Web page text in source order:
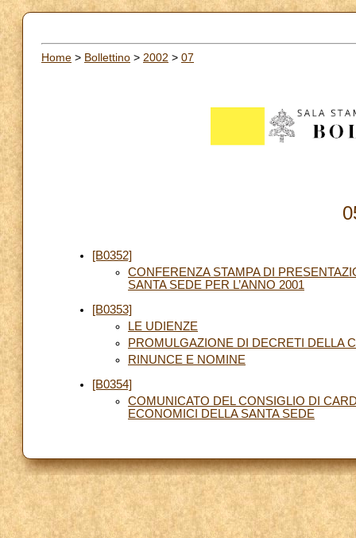
Home > Bollettino > 2002 > 07
[B0352]
CONFERENZA STAMPA DI
SANTA SEDE PER L’ANNO 2001
[B0353]
LE UDIENZE
PROMULGAZIONE DI DECRETI DELLA
RINUNCE E NOMINE
[B0354]
COMUNICATO DEL CONSIGLIO DI
ECONOMICI DELLA SANTA SEDE